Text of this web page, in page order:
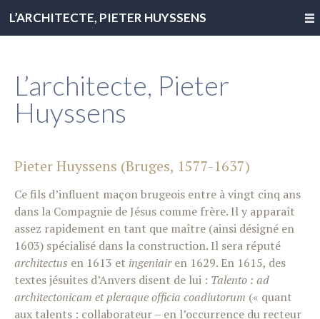
L’ARCHITECTE, PIETER HUYSSENS
L’architecte, Pieter
Huyssens
Pieter Huyssens (Bruges, 1577-1637)
Ce fils d’influent maçon brugeois entre à vingt cinq ans
dans la Compagnie de Jésus comme frère. Il y apparaît
assez rapidement en tant que maître (ainsi désigné en
1603) spécialisé dans la construction. Il sera réputé
architectus en 1613 et ingeniairen 1629. En 1615, des
textes jésuites d’Anvers disent de lui : Talento : ad
architectonicam et pleraque officia coadiutorum (« quant
aux talents : collaborateur – en l’occurrence du recteur